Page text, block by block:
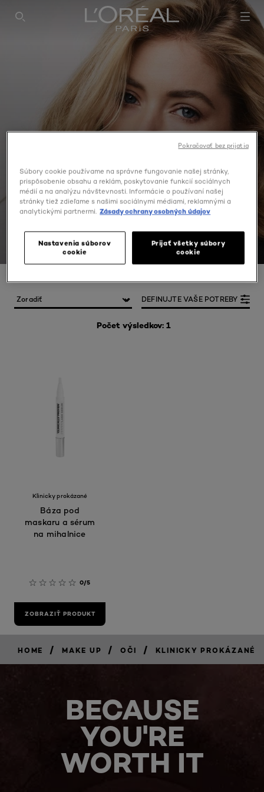
SEARCH THIS SITE
KLINICKY PROKÁZANÉ
Počet výsledkov: 1
DEFINUJTE VAŠE POTREBY
Klinicky prokázané
Báza pod
maskaru a sérum
na mihalnice
0/5
ZOBRAZIŤ PRODUKT
HOME / MAKE UP / OČI / KLINICKY PROKÁZANÉ
BECAUSE
YOU'RE
WORTH IT
Súbory cookie používame na správne fungovanie našej stránky,
prispôsobenie obsahu a reklám, poskytovanie funkcií sociálnych
médií a na analýzu návštevnosti. Informácie o používaní našej
stránky tiež zdieľame s našimi sociálnymi médiami, reklamnými a
analytickými partnermi. Zásady ochrany osobných údajov
Nastavenia súborov
cookie
Prijať všetky súbory
cookie
Pokračovať bez prijatia